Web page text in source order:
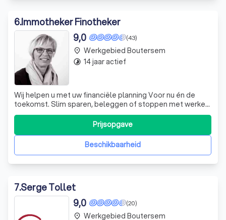
6.Immotheker Finotheker
(43)
9,0
Wij helpen u met uw financiële planning Voor nu én de
toekomst. Slim sparen, beleggen of stoppen met werken
zonder zorgen? Een financieel plan is meer dan een hoge
Beschikbaarheid
Prijsopgave
place Werkgebied Boutersem
timelapse 14 jaar actief
7.Serge Tollet
(20)
9,0
place Werkgebied Boutersem